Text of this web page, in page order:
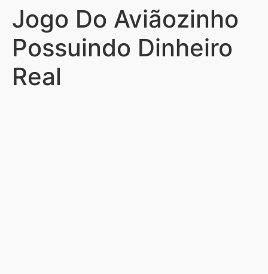
Jogo Do Aviãozinho
Possuindo Dinheiro
Real